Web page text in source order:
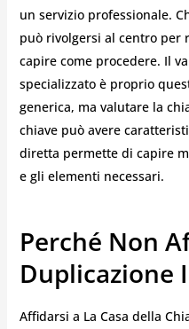
un servizio professionale.
può rivolgersi al centro per
capire come procedere. Il
specializzato è proprio
generica, ma valutare la
chiave può avere
diretta permette di capire
e gli elementi necessari.
Perché Non
Duplicazione
Affidarsi a La Casa della